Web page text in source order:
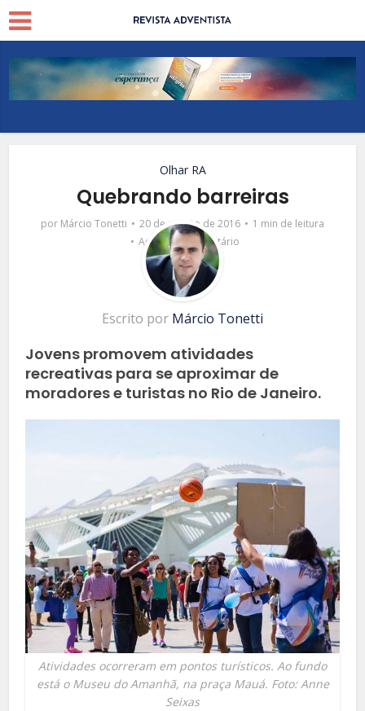
Olhar RA
Quebrando barreiras
por Márcio Tonetti 20 de agosto de 2016
1 min de leitura
Adicionar comentário
Escrito por Márcio Tonetti
Jovens promovem atividades
recreativas para se aproximar de
moradores e turistas no Rio de Janeiro.
Atividades ocorreram em pontos turísticos. Ao fundo
está o Museu do Amanhã, na praça Mauá. Foto: Anne
Seixas